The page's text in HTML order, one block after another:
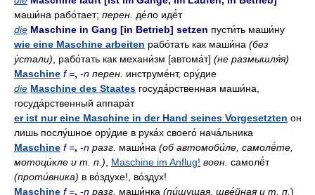
маши́на рабо́тает; перен. де́ло идё́т
die Maschine in Gang [in Betrieb] setzen пусти́ть маши́ну
wie eine Maschine arbeiten рабо́тать как маши́на (без
у́стали) , рабо́тать как механи́зм [автома́т] (не размышля́я)
Maschine f =, -n перен. инструме́нт, ору́дие
die Maschine des Staates госуда́рственная маши́на,
госуда́рственный аппара́т
er ist nur eine Maschine in der Hand seines Vorgesetzten он
лишь послу́шное ору́дие в рука́х своего́ нача́льника
Maschine f =, -n разг. маши́на (об автомоби́ле, самолё́те,
мотоци́кле и т. п.)
Maschine im Anflug! воен. самолё́т
(проти́вника) в во́здухе!, во́здух!
Maschine f =, -n разг. маши́нка (пи́шущая, шве́йная и т. п. )